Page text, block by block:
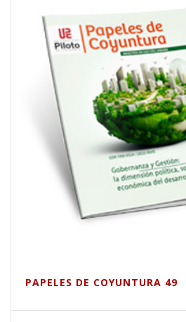
PAPELES DE COYUNTURA 49